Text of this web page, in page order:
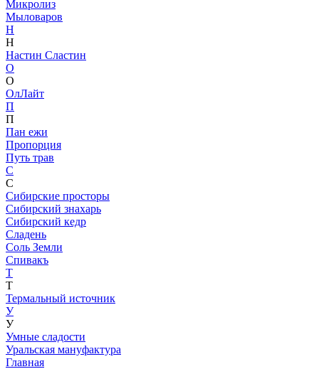
Микролиз
Мыловаров
Н
Н
Настин Сластин
О
О
ОлЛайт
П
П
Пан ежи
Пропорция
Путь трав
С
С
Сибирские просторы
Сибирский знахарь
Сибирский кедр
Сладень
Соль Земли
Спивакъ
Т
Т
Термальный источник
У
У
Умные сладости
Уральская мануфактура
Главная